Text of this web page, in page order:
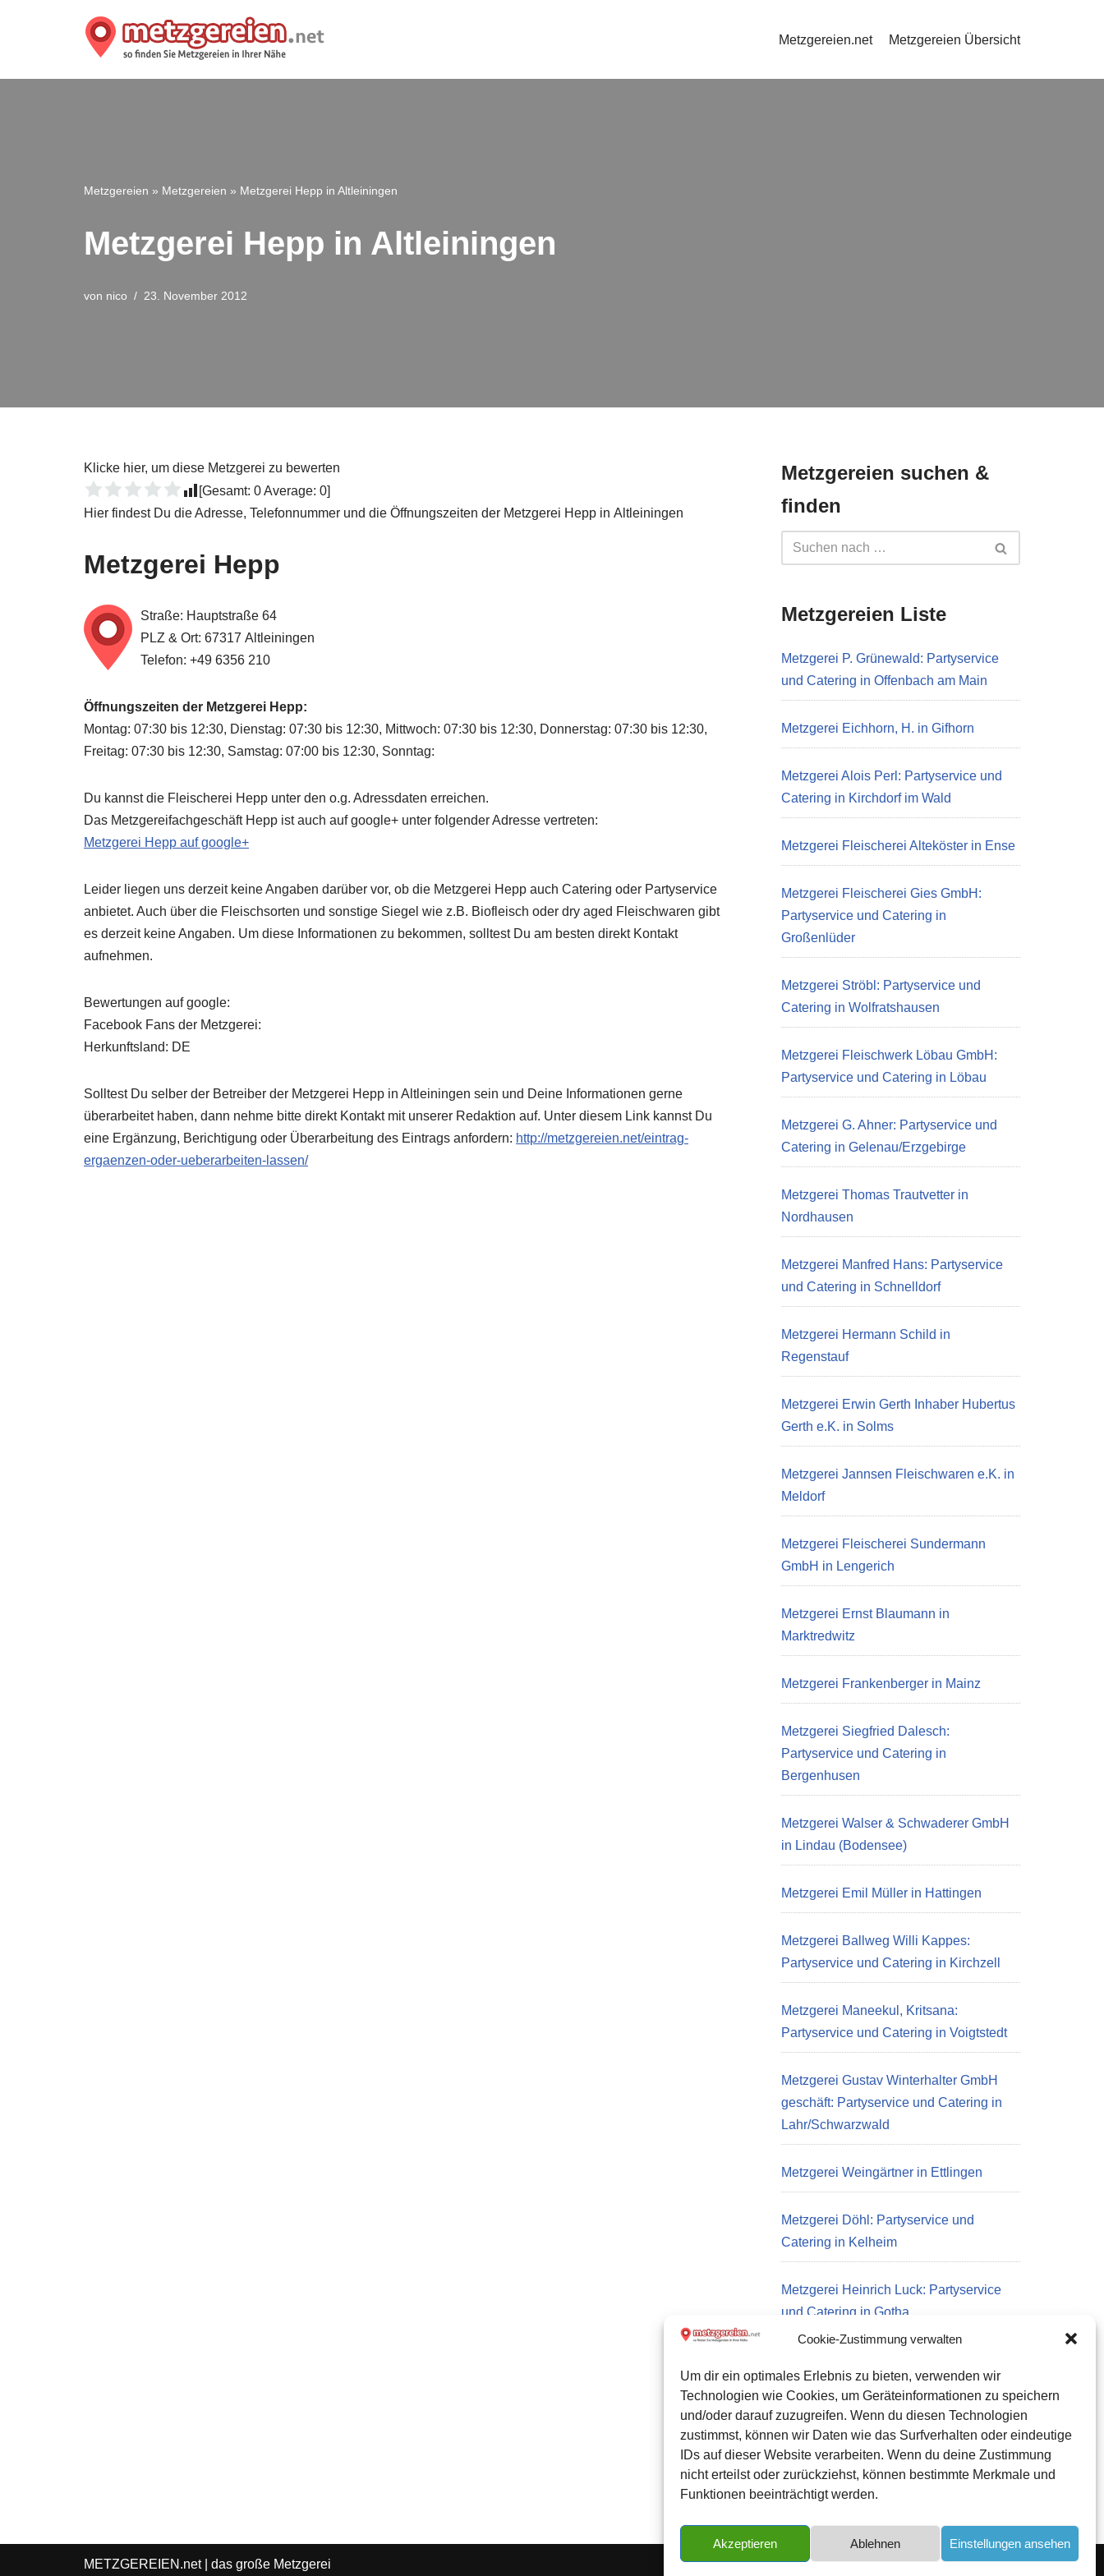
Cookie-Zustimmung verwalten
Um dir ein optimales Erlebnis zu bieten, verwenden wir
Technologien wie Cookies, um Geräteinformationen zu speichern
und/oder darauf zuzugreifen. Wenn du diesen Technologien
zustimmst, können wir Daten wie das Surfverhalten oder eindeutige
IDs auf dieser Website verarbeiten. Wenn du deine Zustimmung
nicht erteilst oder zurückziehst, können bestimmte Merkmale und
Funktionen beeinträchtigt werden.
Akzeptieren Ablehnen Einstellungen ansehen
Metzgereien.net Metzgereien Übersicht
Metzgereien » Metzgereien » Metzgerei Hepp in Altleiningen
Metzgerei Hepp in Altleiningen
von nico 23. November 2012
Klicke hier, um diese Metzgerei zu bewerten
[Gesamt: 0Average: 0]
Hier findest Du die Adresse, Telefonnummer und die Öffnungszeiten der Metzgerei Hepp in Altleiningen
Metzgerei Hepp
Straße: Hauptstraße 64
PLZ & Ort: 67317 Altleiningen
Telefon: +49 6356 210
Öffnungszeiten der Metzgerei Hepp:
Montag: 07:30 bis 12:30, Dienstag: 07:30 bis 12:30, Mittwoch: 07:30 bis 12:30, Donnerstag: 07:30 bis 12:30,
Freitag: 07:30 bis 12:30, Samstag: 07:00 bis 12:30, Sonntag:
Du kannst die Fleischerei Hepp unter den o.g. Adressdaten erreichen.
Das Metzgereifachgeschäft Hepp ist auch auf google+ unter folgender Adresse vertreten:
Metzgerei Hepp auf google+
Leider liegen uns derzeit keine Angaben darüber vor, ob die Metzgerei Hepp auch Catering oder Partyservice
anbietet. Auch über die Fleischsorten und sonstige Siegel wie z.B. Biofleisch oder dry aged Fleischwaren gibt
es derzeit keine Angaben. Um diese Informationen zu bekommen, solltest Du am besten direkt Kontakt
aufnehmen.
Bewertungen auf google:
Facebook Fans der Metzgerei:
Herkunftsland: DE
Solltest Du selber der Betreiber der Metzgerei Hepp in Altleiningen sein und Deine Informationen gerne
überarbeitet haben, dann nehme bitte direkt Kontakt mit unserer Redaktion auf. Unter diesem Link kannst Du
eine Ergänzung, Berichtigung oder Überarbeitung des Eintrags anfordern: http://metzgereien.net/eintrag-
ergaenzen-oder-ueberarbeiten-lassen/
Metzgereien suchen &
finden
Metzgereien Liste
Metzgerei P. Grünewald: Partyservice
und Catering in Offenbach am Main
Metzgerei Eichhorn, H. in Gifhorn
Metzgerei Alois Perl: Partyservice und
Catering in Kirchdorf im Wald
Metzgerei Fleischerei Alteköster in Ense
Metzgerei Fleischerei Gies GmbH:
Partyservice und Catering in
Großenlüder
Metzgerei Ströbl: Partyservice und
Catering in Wolfratshausen
Metzgerei Fleischwerk Löbau GmbH:
Partyservice und Catering in Löbau
Metzgerei G. Ahner: Partyservice und
Catering in Gelenau/Erzgebirge
Metzgerei Thomas Trautvetter in
Nordhausen
Metzgerei Manfred Hans: Partyservice
und Catering in Schnelldorf
Metzgerei Hermann Schild in
Regenstauf
Metzgerei Erwin Gerth Inhaber Hubertus
Gerth e.K. in Solms
Metzgerei Jannsen Fleischwaren e.K. in
Meldorf
Metzgerei Fleischerei Sundermann
GmbH in Lengerich
Metzgerei Ernst Blaumann in
Marktredwitz
Metzgerei Frankenberger in Mainz
Metzgerei Siegfried Dalesch:
Partyservice und Catering in
Bergenhusen
Metzgerei Walser & Schwaderer GmbH
in Lindau (Bodensee)
Metzgerei Emil Müller in Hattingen
Metzgerei Ballweg Willi Kappes:
Partyservice und Catering in Kirchzell
Metzgerei Maneekul, Kritsana:
Partyservice und Catering in Voigtstedt
Metzgerei Gustav Winterhalter GmbH
geschäft: Partyservice und Catering in
Lahr/Schwarzwald
Metzgerei Weingärtner in Ettlingen
Metzgerei Döhl: Partyservice und
Catering in Kelheim
Metzgerei Heinrich Luck: Partyservice
und Catering in Gotha
Datenschutz
Kontakt zu uns
Impressum
Cookie-Richtlinie (EU)
METZGEREIEN.net| das große Metzgerei